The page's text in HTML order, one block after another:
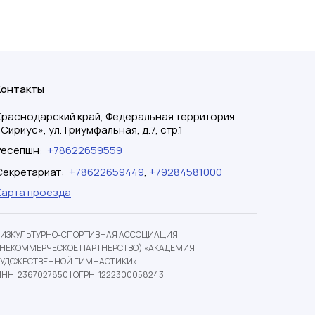
край, Федеральная территория
ул.Триумфальная, д.7, стр.1
: +78622659559
: +78622659449, +79284581000
проезда
СПОРТИВНАЯ АССОЦИАЦИЯ
ПАРТНЕРСТВО) «АКАДЕМИЯ
ГИМНАСТИКИ»
2367027850 |ОГРН: 1222300058243